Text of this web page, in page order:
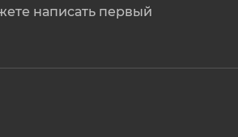
написать первый